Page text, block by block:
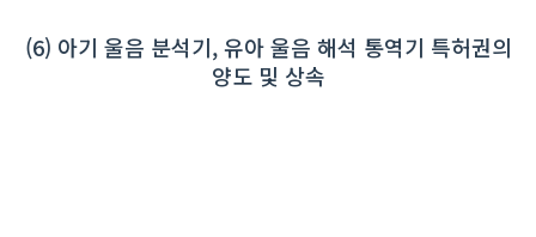
(6) 아기 울음 분석기, 유아 울음 해석 통역기 특허권의
양도 및 상속